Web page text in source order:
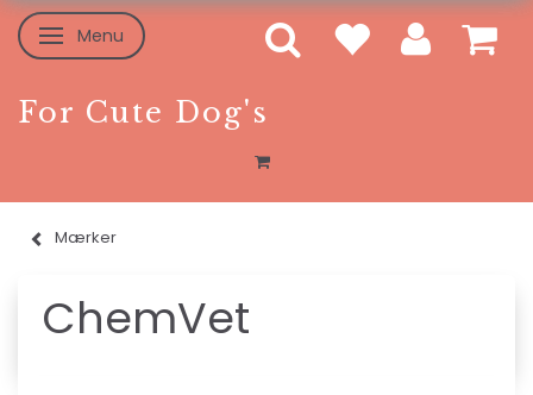
Skifte navigation
Menu
For Cute Dog's
Mærker
ChemVet